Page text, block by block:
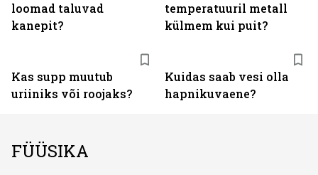
loomad taluvad
kanepit?
temperatuuril metall
külmem kui puit?
Kas supp muutub
uriiniks või roojaks?
Kuidas saab vesi olla
hapnikuvaene?
FÜÜSIKA